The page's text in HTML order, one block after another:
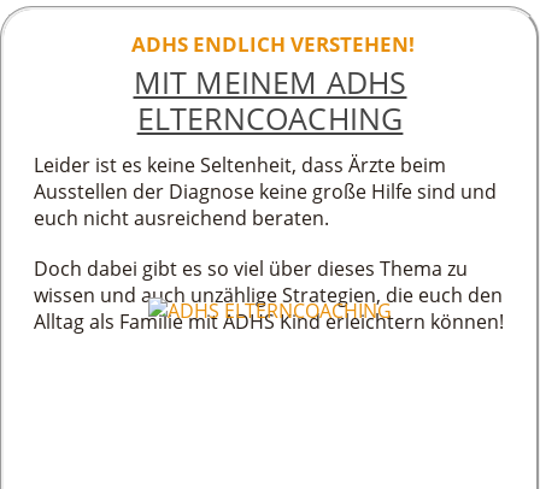
ADHS ENDLICH VERSTEHEN!
MIT MEINEM ADHS
ELTERNCOACHING
Leider ist es keine Seltenheit, dass Ärzte beim
Ausstellen der Diagnose keine große Hilfe sind und
euch nicht ausreichend beraten.
Doch dabei gibt es so viel über dieses Thema zu
wissen und auch unzählige Strategien, die euch den
Alltag als Familie mit ADHS Kind erleichtern können!